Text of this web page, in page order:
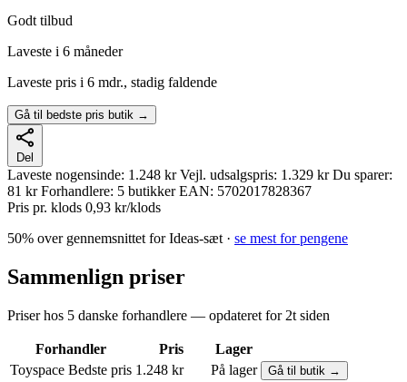
Godt tilbud
Laveste i 6 måneder
Laveste pris i 6 mdr., stadig faldende
Gå til bedste pris butik →
Del
Laveste nogensinde: 1.248 kr Vejl. udsalgspris: 1.329 kr Du sparer:
81 kr Forhandlere: 5 butikker EAN: 5702017828367
Pris pr. klods 0,93 kr/klods
50% over gennemsnittet for Ideas-sæt · se mest for pengene
Sammenlign priser
Priser hos 5 danske forhandlere — opdateret for 2t siden
Forhandler Pris
Lager
Toyspace Bedste pris 1.248 kr På lager Gå til butik →